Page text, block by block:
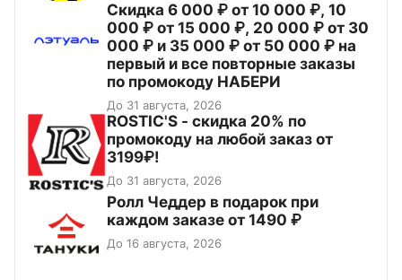
Скидка 6 000 ₽ от 10 000 ₽, 10
000 ₽ от 15 000 ₽, 20 000 ₽ от 30
000 ₽ и 35 000 ₽ от 50 000 ₽ на
первый и все повторные заказы
по промокоду НАБЕРИ
До 31 августа, 2026
ROSTIC'S - скидка 20% по
промокоду на любой заказ от
3199₽!
До 31 августа, 2026
Ролл Чеддер в подарок при
каждом заказе от 1490 ₽
До 16 августа, 2026